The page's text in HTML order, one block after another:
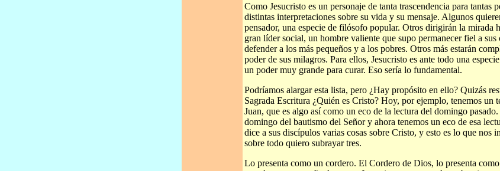
Como Jesucristo es un personaje de tanta trascendencia para tantas
distintas interpretaciones sobre su vida y su mensaje. Algunos
pensador, una especie de filósofo popular. Otros dirigirán la mirada
gran líder social, un hombre valiente que supo permanecer fiel a
defender a los más pequeños y a los pobres. Otros más estarán
poder de sus milagros. Para ellos, Jesucristo es ante todo una
un poder muy grande para curar. Eso sería lo fundamental.
Podríamos alargar esta lista, pero ¿Hay propósito en ello? Quizás
Sagrada Escritura ¿Quién es Cristo? Hoy, por ejemplo, tenemos un
Juan, que es algo así como un eco de la lectura del domingo
domingo del bautismo del Señor y ahora tenemos un eco de esa
dice a sus discípulos varias cosas sobre Cristo, y esto es lo que nos
sobre todo quiero subrayar tres.
Lo presenta como un cordero. El Cordero de Dios, lo presenta